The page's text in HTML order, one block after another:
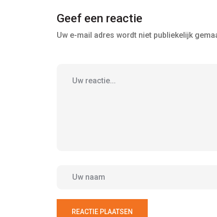
Geef een reactie
Uw e-mail adres wordt niet publiekelijk
REACTIE PLAATSEN